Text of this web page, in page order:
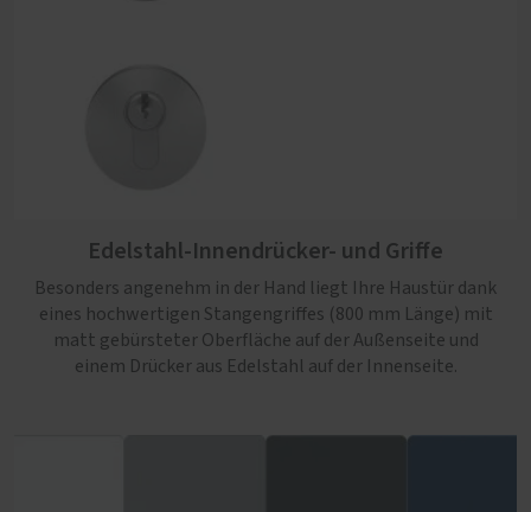
Edelstahl-Innendrücker- und Griffe
Besonders angenehm in der Hand liegt Ihre Haustür dank
eines hochwertigen Stangengriffes (800 mm Länge) mit
matt gebürsteter Oberfläche auf der Außenseite und
einem Drücker aus Edelstahl auf der Innenseite.